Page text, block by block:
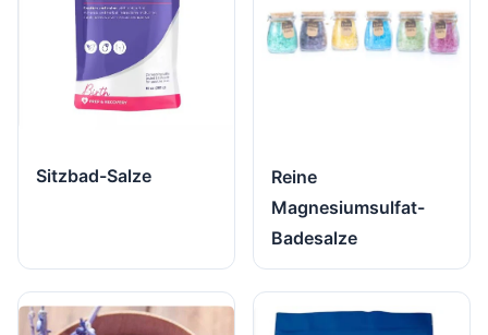
Sitzbad-Salze
Reine
Magnesiumsulfat-
Badesalze